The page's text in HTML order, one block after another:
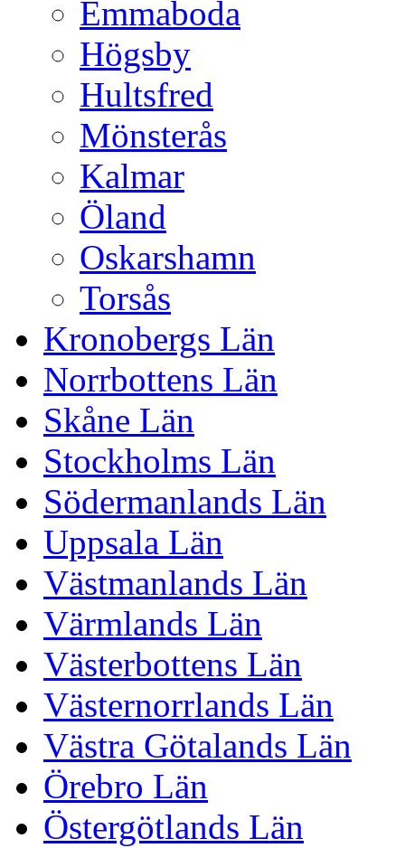
Emmaboda
Högsby
Hultsfred
Mönsterås
Kalmar
Öland
Oskarshamn
Torsås
Kronobergs Län
Norrbottens Län
Skåne Län
Stockholms Län
Södermanlands Län
Uppsala Län
Västmanlands Län
Värmlands Län
Västerbottens Län
Västernorrlands Län
Västra Götalands Län
Örebro Län
Östergötlands Län